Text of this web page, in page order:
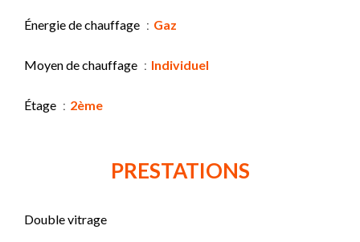
Énergie de chauffage Gaz
Moyen de chauffage Individuel
Étage 2ème
PRESTATIONS
Double vitrage